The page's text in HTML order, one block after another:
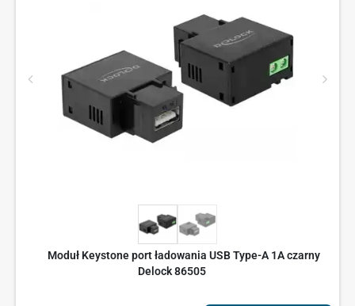
Moduł Keystone port ładowania USB Type-A 1A czarny
Delock 86505